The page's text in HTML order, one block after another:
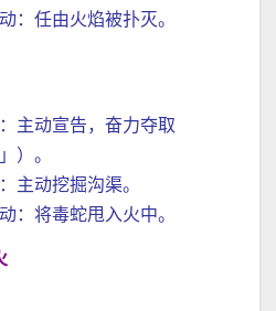
：任由火焰被扑灭。
主动宣告，奋力夺取
）。
主动挖掘沟渠。
：将毒蛇甩入火中。